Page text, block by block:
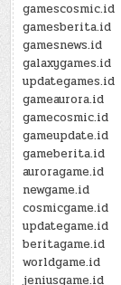
gamescosmic.id
gamesberita.id
gamesnews.id
galaxygames.id
updategames.id
gameaurora.id
gamecosmic.id
gameupdate.id
gameberita.id
auroragame.id
newgame.id
cosmicgame.id
updategame.id
beritagame.id
worldgame.id
jeniusgame.id